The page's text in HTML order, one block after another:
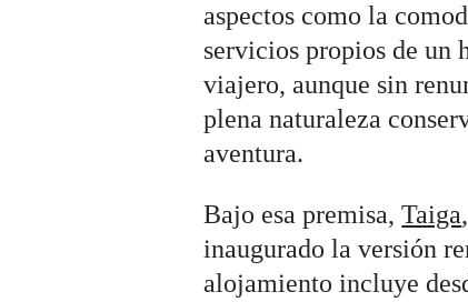
aspectos como la
servicios propios de un
viajero, aunque sin
plena naturaleza
aventura.
Bajo esa premisa,Taiga
inaugurado la versión
alojamiento incluye